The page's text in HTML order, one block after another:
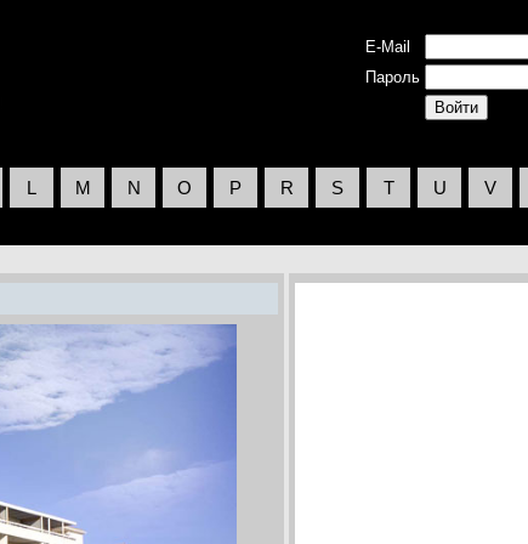
E-Mail
Пароль
L M N O P R S T U V